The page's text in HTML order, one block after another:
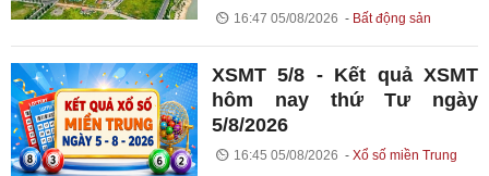
16:47 05/08/2026 Bất động sản
XSMT 5/8 - Kết quả XSMT
hôm nay thứ Tư ngày
5/8/2026
16:45 05/08/2026 Xổ số miền Trung